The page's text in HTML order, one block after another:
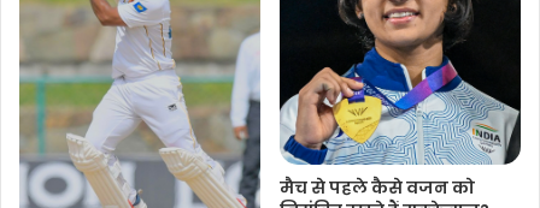
मैच से पहले कैसे वजन को